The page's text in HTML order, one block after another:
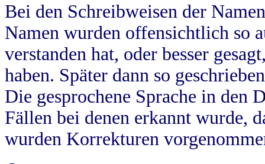
Bei den Schreibweisen der
Namen wurden offensichtlich so
verstanden hat, oder besser
haben. Später dann so
Die gesprochene Sprache in
Fällen bei denen erkannt wurde,
wurden Korrekturen